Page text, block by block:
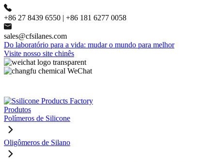
+86 27 8439 6550 | +86 181 6277 0058
sales@cfsilanes.com
Do laboratório para a vida: mudar o mundo para melhor
Visite nosso site chinês
Produtos
Polímeros de Silicone
Oligômeros de Silano